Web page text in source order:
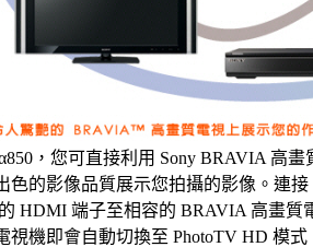
，您可直接利用 Sony BRAVIA 高畫
色的影像品質展示您拍攝的影像。連接
HDMI 端子至相容的 BRAVIA 高畫質
視機即會自動切換至 PhotoTV HD 模式